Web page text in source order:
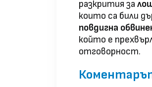
разкрития за
които са били
повдигна
който е
отговорност.